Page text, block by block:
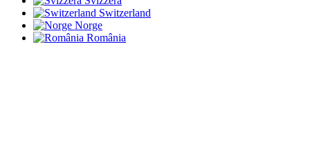
Switzerland
Norge
România